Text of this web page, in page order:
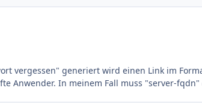
vergessen" generiert wird einen Link im
Anwender. In meinem Fall muss "server-